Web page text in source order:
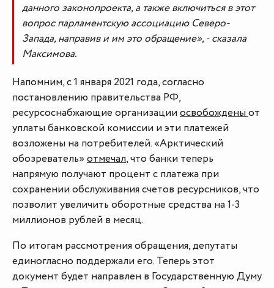
данного законопроекта, а также включиться в этот
вопрос парламентскую ассоциацию Северо-
Запада, направив и им это обращение», - сказала
Максимова.
Напомним, с 1 января 2021 года, согласно
постановлению правительства РФ,
ресурсоснабжающие организацииосвобожденыот
уплаты банковской комиссии и эти платежей
возложены на потребителей. «Арктический
обозреватель» отмечал, что банки теперь
напрямую получают процент с платежа при
сохранении обслуживания счетов ресурсников, что
позволит увеличить оборотные средства на 1-3
миллионов рублей в месяц.
По итогам рассмотрения обращения, депутаты
единогласно поддержали его. Теперь этот
документ будет направлен в Государственную Думу